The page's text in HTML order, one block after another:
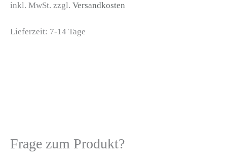
inkl. MwSt. zzgl. Versandkosten
Lieferzeit: 7-14 Tage
Frage zum Produkt?